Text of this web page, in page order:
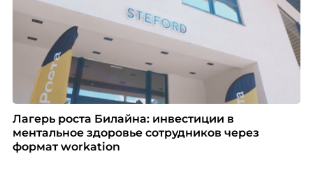
Лагерь роста Билайна: инвестиции в
ментальное здоровье сотрудников через
формат workation